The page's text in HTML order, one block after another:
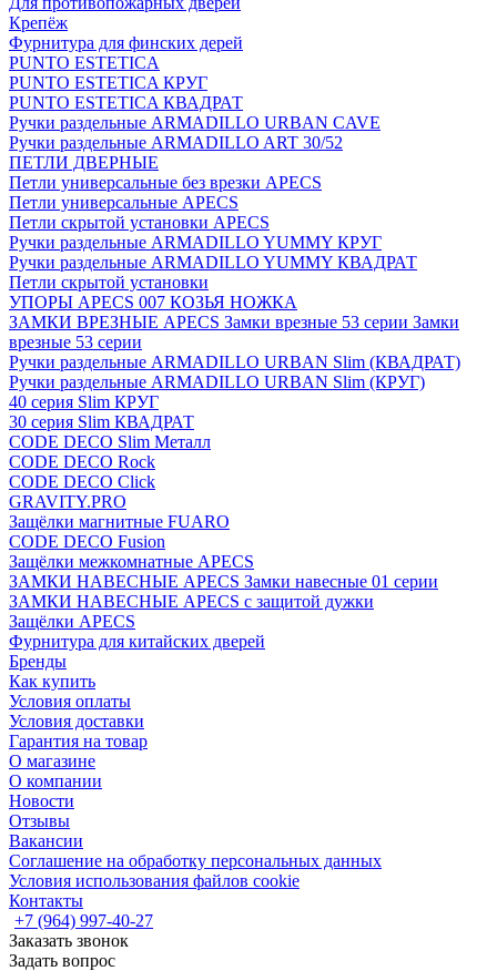
Крепёж
Фурнитура для финских дерей
PUNTO ESTETICA
PUNTO ESTETICA КРУГ
PUNTO ESTETICA КВАДРАТ
Ручки раздельные ARMADILLO URBAN CAVE
Ручки раздельные ARMADILLO ART 30/52
ПЕТЛИ ДВЕРНЫЕ
Петли универсальные без врезки APECS
Петли универсальные APECS
Петли скрытой установки APECS
Ручки раздельные ARMADILLO YUMMY КРУГ
Ручки раздельные ARMADILLO YUMMY КВАДРАТ
Петли скрытой установки
УПОРЫ APECS 007 КОЗЬЯ НОЖКА
ЗАМКИ ВРЕЗНЫЕ APECS Замки врезные 53 серии Замки
врезные 53 серии
Ручки раздельные ARMADILLO URBAN Slim (КВАДРАТ)
Ручки раздельные ARMADILLO URBAN Slim (КРУГ)
40 серия Slim КРУГ
30 серия Slim КВАДРАТ
CODE DECO Slim Металл
CODE DECO Rock
CODE DECO Click
GRAVITY.PRO
Защёлки магнитные FUARO
CODE DECO Fusion
Защёлки межкомнатные APECS
ЗАМКИ НАВЕСНЫЕ APECS Замки навесные 01 серии
ЗАМКИ НАВЕСНЫЕ APECS с защитой дужки
Защёлки APECS
Фурнитура для китайских дверей
Бренды
Как купить
Условия оплаты
Условия доставки
Гарантия на товар
О магазине
О компании
Новости
Отзывы
Вакансии
Соглашение на обработку персональных данных
Условия использования файлов cookie
Контакты
+7 (964) 997-40-27
Заказать звонок
Задать вопрос